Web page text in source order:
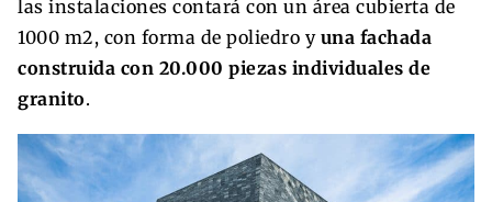
las instalaciones contará con un área cubierta de
1000 m2, con forma de poliedro y una fachada
construida con 20.000 piezas individuales de
granito.